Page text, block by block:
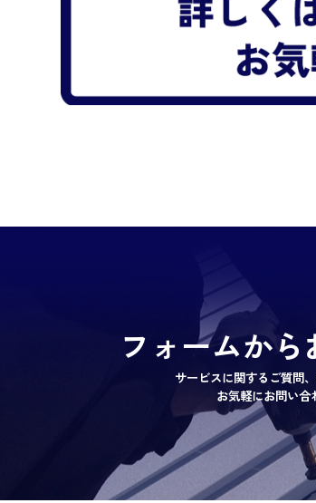
フォームか
サービスに関するご質問
お気軽にお問い合